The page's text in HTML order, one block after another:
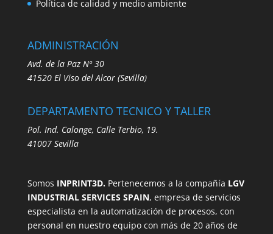
Política de calidad y medio ambiente
ADMINISTRACIÓN
Avd. de la Paz Nº 30
41520 El Viso del Alcor (Sevilla)
DEPARTAMENTO TECNICO Y TALLER
Pol. Ind. Calonge, Calle Terbio, 19.
41007 Sevilla
Somos INPRINT3D.Pertenecemos a la compañía LGV
INDUSTRIAL SERVICES SPAIN, empresa de servicios
especialista en la automatización de procesos, con
personal en nuestro equipo con más de 20 años de